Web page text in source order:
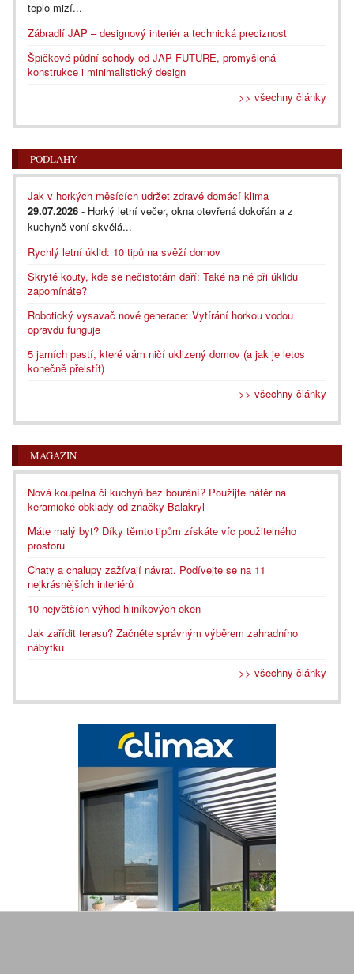
teplo mizí...
Zábradlí JAP – designový interiér a technická preciznost
Špičkové půdní schody od JAP FUTURE, promyšlená
konstrukce i minimalistický design
>> všechny články
PODLAHY
Jak v horkých měsících udržet zdravé domácí klima
29.07.2026 - Horký letní večer, okna otevřená dokořán a z
kuchyně voní skvělá...
Rychlý letní úklid: 10 tipů na svěží domov
Skryté kouty, kde se nečistotám daří: Také na ně při úklidu
zapomínáte?
Robotický vysavač nové generace: Vytírání horkou vodou
opravdu funguje
5 jarních pastí, které vám ničí uklizený domov (a jak je letos
konečně přelstít)
>> všechny články
MAGAZÍN
Nová koupelna či kuchyň bez bourání? Použijte nátěr na
keramické obklady od značky Balakryl
Máte malý byt? Díky těmto tipům získáte víc použitelného
prostoru
Chaty a chalupy zažívají návrat. Podívejte se na 11
nejkrásnějších interiérů
10 největších výhod hliníkových oken
Jak zařídit terasu? Začněte správným výběrem zahradního
nábytku
>> všechny články